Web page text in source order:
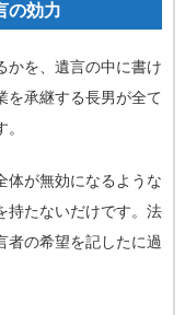
の効力
かを、遺言の中に書け
を承継する長男が全て
体が無効になるような
持たないだけです。法
者の希望を記したに過